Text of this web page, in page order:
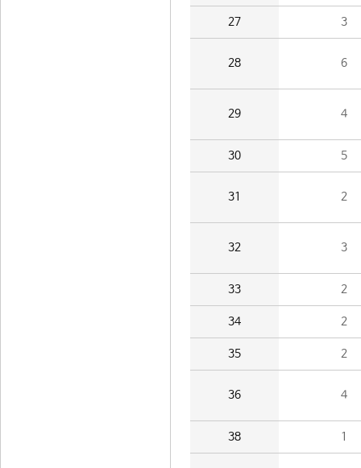
27 3
28 6
29 4
30 5
31 2
32 3
33 2
34 2
35 2
36 4
38 1